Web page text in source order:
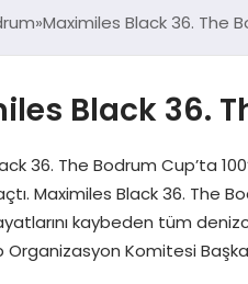
Maximiles Black 36. The
Black 36.
36. The Bodrum Cup’ta
Maximiles Black 36. The
kaybeden tüm
Komitesi